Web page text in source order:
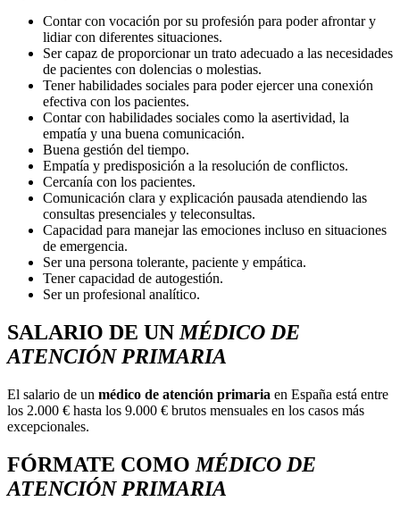
Contar con vocación por su profesión para poder afrontar y
lidiar con diferentes situaciones.
Ser capaz de proporcionar un trato adecuado a las necesidades
de pacientes con dolencias o molestias.
Tener habilidades sociales para poder ejercer una conexión
efectiva con los pacientes.
Contar con habilidades sociales como la asertividad, la
empatía y una buena comunicación.
Buena gestión del tiempo.
Empatía y predisposición a la resolución de conflictos.
Cercanía con los pacientes.
Comunicación clara y explicación pausada atendiendo las
consultas presenciales y teleconsultas.
Capacidad para manejar las emociones incluso en situaciones
de emergencia.
Ser una persona tolerante, paciente y empática.
Tener capacidad de autogestión.
Ser un profesional analítico.
SALARIO DE UNMÉDICO DE
ATENCIÓN PRIMARIA
El salario de un médico de atención primaria en España está entre
los 2.000 € hasta los 9.000 € brutos mensuales en los casos más
excepcionales.
FÓRMATE COMO MÉDICO DE
ATENCIÓN PRIMARIA